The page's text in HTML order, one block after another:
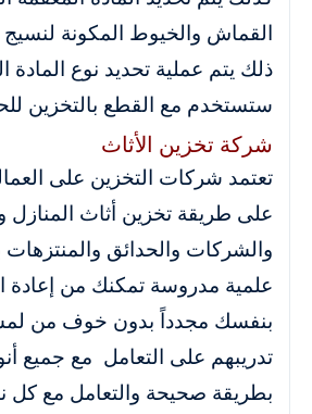
القماش والخيوط المكونة
ذلك يتم عملية تحديد نوع المادة
ستستخدم مع القطع بالتخزين
شركة تخزين الأثاث
تعتمد شركات التخزين على
على طريقة تخزين أثاث المنازل
والشركات والحدائق
علمية مدروسة تمكنك من إعادة
بنفسك مجدداً بدون خوف من
تدريبهم على التعامل مع جميع
بطريقة صحيحة والتعامل مع كل